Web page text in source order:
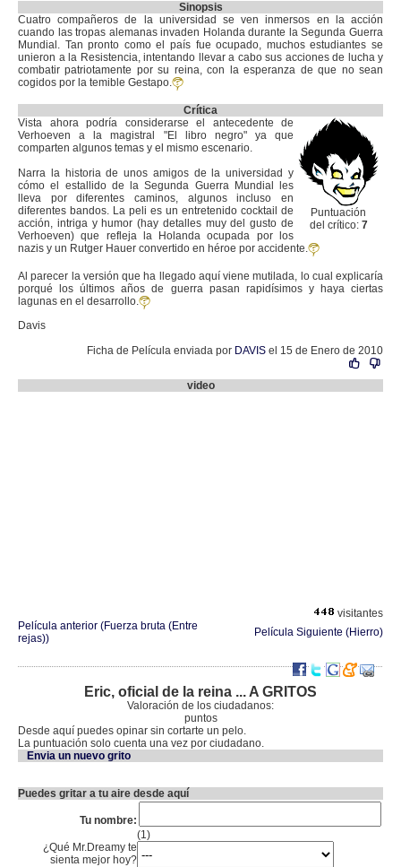
Sinopsis
Cuatro compañeros de la universidad se ven inmersos en la acción
cuando las tropas alemanas invaden Holanda durante la Segunda Guerra
Mundial. Tan pronto como el país fue ocupado, muchos estudiantes se
unieron a la Resistencia, intentando llevar a cabo sus acciones de lucha y
combatir patriotamente por su reina, con la esperanza de que no sean
cogidos por la temible Gestapo.
Crítica
Puntuación
del crítico: 7
Vista ahora podría considerarse el antecedente de
Verhoeven a la magistral "El libro negro" ya que
comparten algunos temas y el mismo escenario.
Narra la historia de unos amigos de la universidad y
cómo el estallido de la Segunda Guerra Mundial les
lleva por diferentes caminos, algunos incluso en
diferentes bandos. La peli es un entretenido cocktail de
acción, intriga y humor (hay detalles muy del gusto de
Verhoeven) que refleja la Holanda ocupada por los
nazis y un Rutger Hauer convertido en héroe por accidente.
Al parecer la versión que ha llegado aquí viene mutilada, lo cual explicaría
porqué los últimos años de guerra pasan rapidísimos y haya ciertas
lagunas en el desarrollo.
Davis
Ficha de Película enviada por DAVIS el 15 de Enero de 2010
video
visitantes
Película anterior (Fuerza bruta (Entre
rejas))
Película Siguiente (Hierro)
Eric, oficial de la reina ... A GRITOS
Valoración de los ciudadanos:
puntos
Desde aquí puedes opinar sin cortarte un pelo.
La puntuación solo cuenta una vez por ciudadano.
Envia un nuevo grito
Puedes gritar a tu aire desde aquí
Tu nombre:
(1)
¿Qué Mr.Dreamy te
sienta mejor hoy?